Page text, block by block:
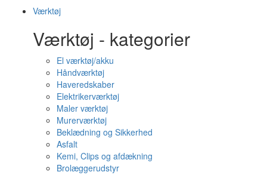
Værktøj
Værktøj - kategorier
El værktøj/akku
Håndværktøj
Haveredskaber
Elektrikerværktøj
Maler værktøj
Murerværktøj
Beklædning og Sikkerhed
Asfalt
Kemi, Clips og afdækning
Brolæggerudstyr